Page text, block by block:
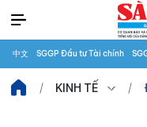
中文 SGGP Đầu tư Tài chính
KINH TẾ